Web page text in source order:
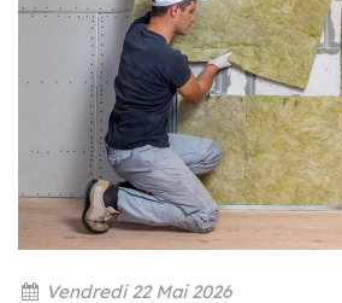
Vendredi 22 Mai 2026